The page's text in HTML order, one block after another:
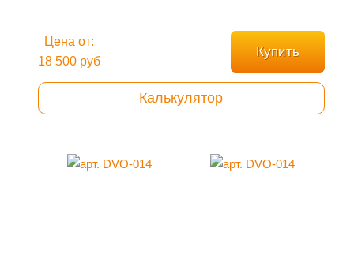
Цена от:
18 500 руб
Купить
Калькулятор